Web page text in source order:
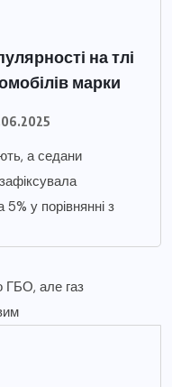
на тлі
марки
а седани
у порівнянні з